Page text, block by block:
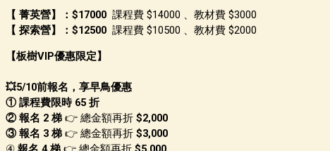
【 菁英營】： $17000 課程費 $14000 、教材費 $3000
【 探索營】： $12500 課程費 $10500 、教材費 $2000
【板樹VIP優惠限定】
💥5/10前報名，享早鳥優惠
① 課程費限時 65 折
② 報名 2 梯 👉 總金額再折 $2,000
③ 報名 3 梯 👉 總金額再折 $3,000